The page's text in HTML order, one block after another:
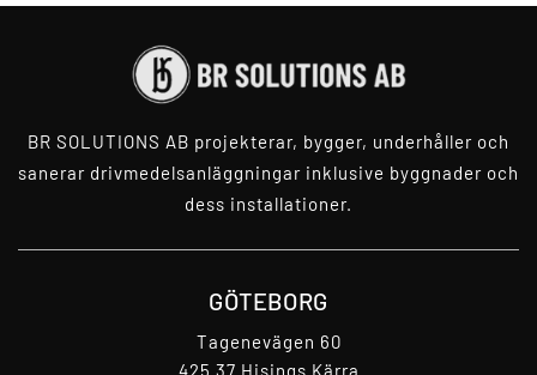
BR SOLUTIONS AB projekterar, bygger, underhåller och
sanerar drivmedelsanläggningar inklusive byggnader och
dess installationer.
GÖTEBORG
Tagenevägen 60
425 37 Hisings Kärra